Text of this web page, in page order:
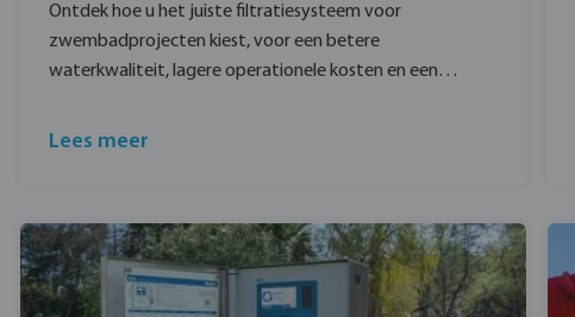
Ontdek hoe u het juiste filtratiesysteem voor
zwembadprojecten kiest, voor een betere
waterkwaliteit, lagere operationele kosten en een
Lees meer